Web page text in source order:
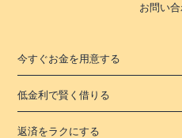
お問い
今すぐお金を用意する
低金利で賢く借りる
返済をラクにする